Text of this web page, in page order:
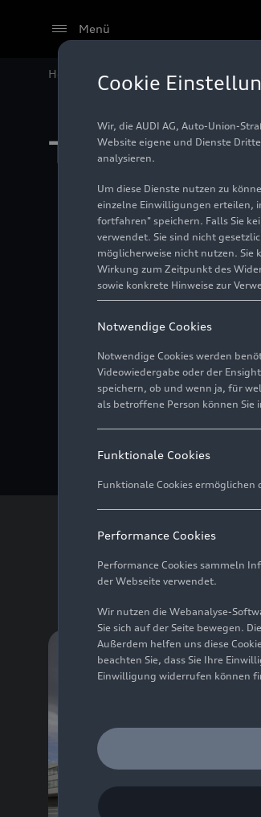
Menü
Home Audi Media Center Termine
Termine
26.06. – 26.07.2026
Audi Sommerkonzerte 2026
Diverse Spielstätten in
ab 18.07.2026
Audi Forum Neckarsulm
01.08.2026 - 28.02.2027
Cookie
Wir, die AUDI AG, Auto-Union-
Website eigene und Dienste
analysieren.
Um diese Dienste nutzen zu
einzelne Einwilligungen erteilen,
fortfahren" speichern. Falls Sie
verwendet. Sie sind nicht
möglicherweise nicht nutzen. Sie
Wirkung zum Zeitpunkt des
sowie konkrete Hinweise zur
Notwendige Cookies
Notwendige Cookies werden
Videowiedergabe oder der
speichern, ob und wenn ja, für
als betroffene Person können Sie
Funktionale Cookies
Funktionale Cookies
Performance Cookies
Performance Cookies sammeln
der Webseite verwendet.
Wir nutzen die Webanalyse-
Sie sich auf der Seite bewegen.
Außerdem helfen uns diese
beachten Sie, dass Sie Ihre
Einwilligung widerrufen können